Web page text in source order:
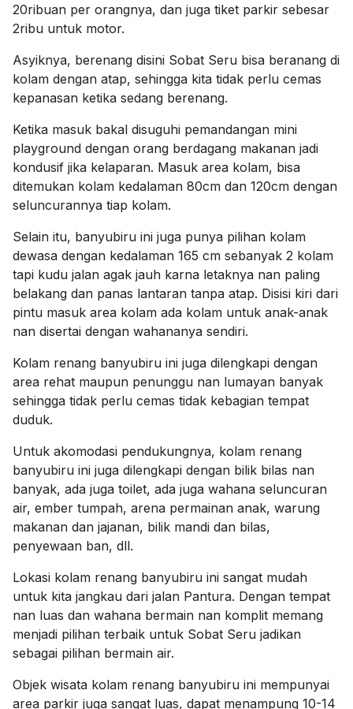
20ribuan per orangnya, dan juga tiket parkir sebesar
2ribu untuk motor.
Asyiknya, berenang disini Sobat Seru bisa beranang di
kolam dengan atap, sehingga kita tidak perlu cemas
kepanasan ketika sedang berenang.
Ketika masuk bakal disuguhi pemandangan mini
playground dengan orang berdagang makanan jadi
kondusif jika kelaparan. Masuk area kolam, bisa
ditemukan kolam kedalaman 80cm dan 120cm dengan
seluncurannya tiap kolam.
Selain itu, banyubiru ini juga punya pilihan kolam
dewasa dengan kedalaman 165 cm sebanyak 2 kolam
tapi kudu jalan agak jauh karna letaknya nan paling
belakang dan panas lantaran tanpa atap. Disisi kiri dari
pintu masuk area kolam ada kolam untuk anak-anak
nan disertai dengan wahananya sendiri.
Kolam renang banyubiru ini juga dilengkapi dengan
area rehat maupun penunggu nan lumayan banyak
sehingga tidak perlu cemas tidak kebagian tempat
duduk.
Untuk akomodasi pendukungnya, kolam renang
banyubiru ini juga dilengkapi dengan bilik bilas nan
banyak, ada juga toilet, ada juga wahana seluncuran
air, ember tumpah, arena permainan anak, warung
makanan dan jajanan, bilik mandi dan bilas,
penyewaan ban, dll.
Lokasi kolam renang banyubiru ini sangat mudah
untuk kita jangkau dari jalan Pantura. Dengan tempat
nan luas dan wahana bermain nan komplit memang
menjadi pilihan terbaik untuk Sobat Seru jadikan
sebagai pilihan bermain air.
Objek wisata kolam renang banyubiru ini mempunyai
area parkir juga sangat luas, dapat menampung 10-14